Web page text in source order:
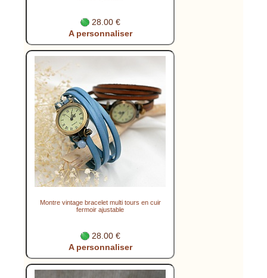
28.00 €
A personnaliser
Montre vintage bracelet multi tours en cuir
fermoir ajustable
28.00 €
A personnaliser